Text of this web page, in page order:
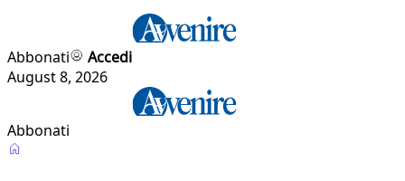
Abbonati
Accedi
August 8, 2026
Abbonati